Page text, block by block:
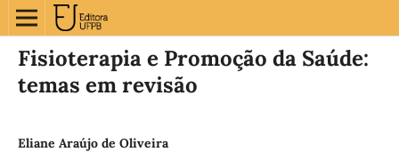
Fisioterapia e Promoção da Saúde:
temas em revisão
Eliane Araújo de Oliveira